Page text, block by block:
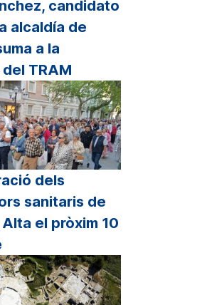
candidato
alcaldía de
a la
TRAM
dels
sanitaris de
el pròxim 10